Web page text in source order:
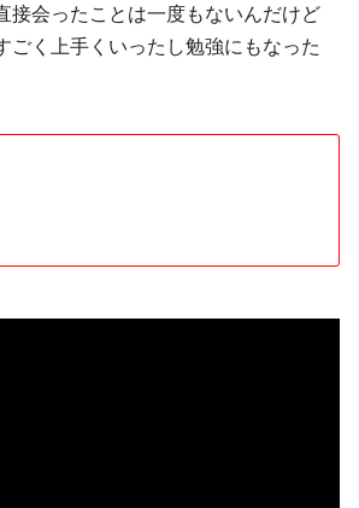
接会ったことは一度もないんだけど
ごく上手くいったし勉強にもなった